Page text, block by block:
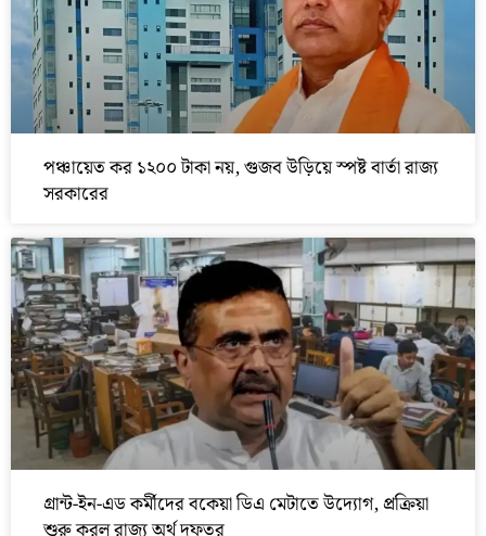
পঞ্চায়েত কর ১২০০ টাকা নয়, গুজব উড়িয়ে স্পষ্ট বার্তা রাজ্য
সরকারের
গ্রান্ট-ইন-এড কর্মীদের বকেয়া ডিএ মেটাতে উদ্যোগ, প্রক্রিয়া